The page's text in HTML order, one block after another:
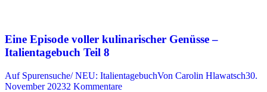
Eine Episode voller kulinarischer Genüsse –
Italientagebuch Teil 8
Auf Spurensuche/ NEU: ItalientagebuchVon Carolin Hlawatsch30.
November 20232 Kommentare